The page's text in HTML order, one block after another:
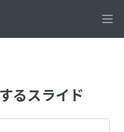
るスライド